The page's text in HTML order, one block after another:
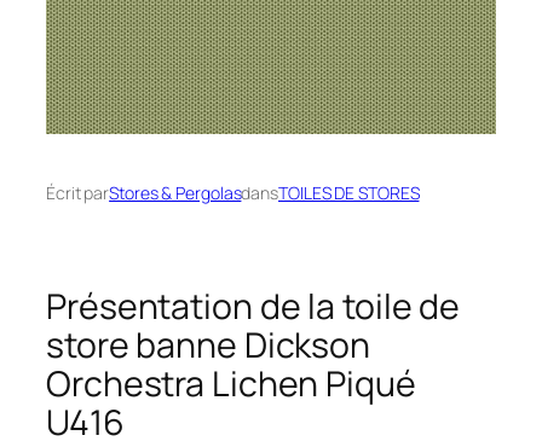
Écrit parStores & PergolasdansTOILES DE STORES
Présentation de la toile de
store banne Dickson
Orchestra Lichen Piqué
U416